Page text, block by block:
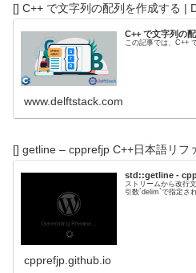
[] C++ で文字列の配列を作成する |
C++ で文字列の
この記事では、C++
www.delftstack.com
[] getline – cpprefjp C++日本語リフ
std::getline -
ストリームから改行
引数`delim`で指定さ
cpprefjp.github.io